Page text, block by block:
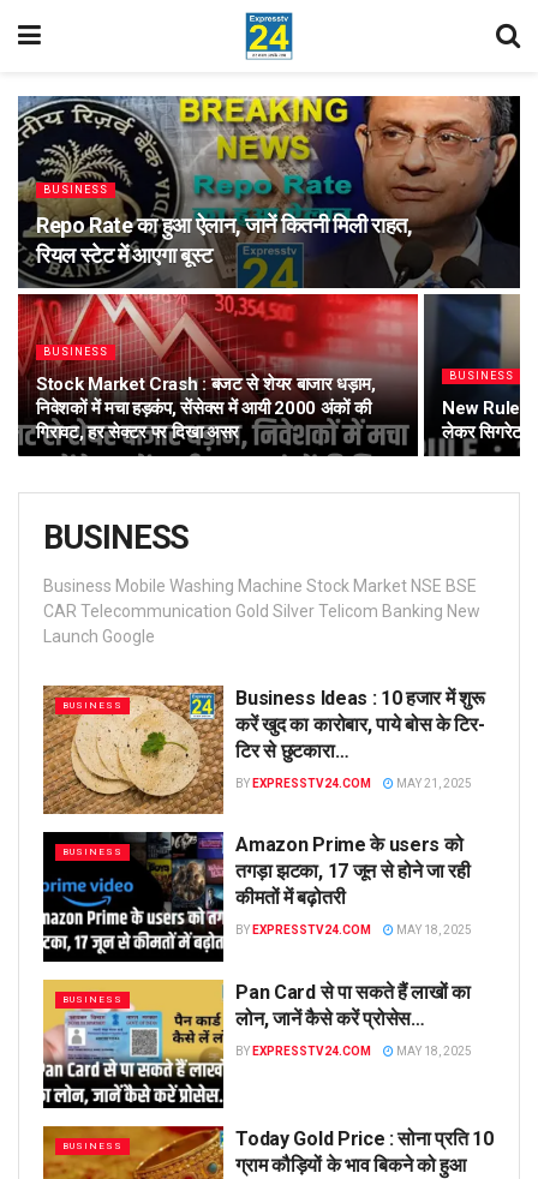
BUSINESS
Repo Rate का हुआ ऐलान, जानें कितनी मिली राहत,
रियल स्टेट में आएगा बूस्ट
BUSINESS
Stock Market Crash : बजट से शेयर बाजार धड़ाम,
निवेशकों में मचा हड़कंप, सेंसेक्स में आयी 2000 अंकों की
गिरावट, हर सेक्टर पर दिखा असर
BUSINESS
New Rule :
लेकर सिगरेट-
BUSINESS
Business Mobile Washing Machine Stock Market NSE BSE
CAR Telecommunication Gold Silver Telicom Banking New
Launch Google
BUSINESS
Business Ideas : 10 हजार में शुरू
करें खुद का कारोबार, पाये बोस के टिर-
टिर से छुटकारा…
BY EXPRESSTV24.COM MAY 21, 2025
BUSINESS
Amazon Prime के users को
तगड़ा झटका, 17 जून से होने जा रही
कीमतों में बढ़ोतरी
BY EXPRESSTV24.COM MAY 18, 2025
BUSINESS
Pan Card से पा सकते हैं लाखों का
लोन, जानें कैसे करें प्रोसेस…
BY EXPRESSTV24.COM MAY 18, 2025
BUSINESS
Today Gold Price : सोना प्रति 10
ग्राम कौड़ियों के भाव बिकने को हुआ